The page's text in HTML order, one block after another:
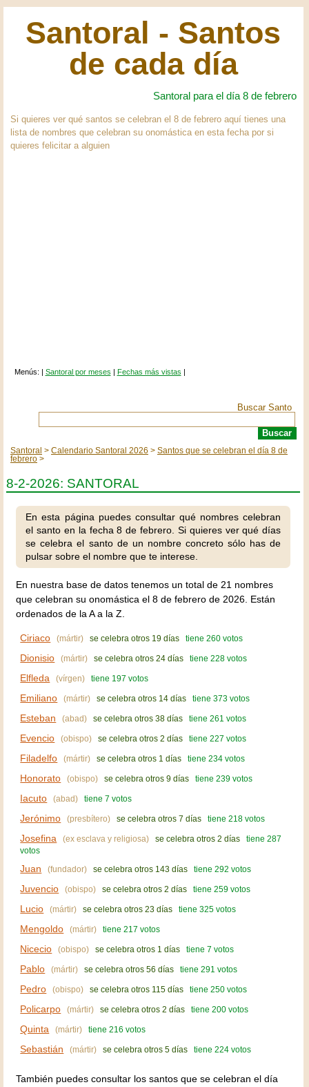
Santoral - Santos
de cada día
Santoral para el día 8 de febrero
Si quieres ver qué santos se celebran el 8 de febrero aquí tienes una
lista de nombres que celebran su onomástica en esta fecha por si
quieres felicitar a alguien
Menús: | Santoral por meses | Fechas más vistas |
Buscar Santo
Santoral Calendario Santoral 2026
Santos que se celebran el día 8 de
febrero
8-2-2026: SANTORAL
En esta página puedes consultar qué nombres celebran
el santo en la fecha 8 de febrero. Si quieres ver qué días
se celebra el santo de un nombre concreto sólo has de
pulsar sobre el nombre que te interese.
En nuestra base de datos tenemos un total de 21 nombres
que celebran su onomástica el 8 de febrero de 2026. Están
ordenados de la A a la Z.
Ciriaco (mártir) se celebra otros 19 días tiene 260 votos
Dionisio (mártir) se celebra otros 24 días tiene 228 votos
Elfleda (vírgen) tiene 197 votos
Emiliano (mártir) se celebra otros 14 días tiene 373 votos
Esteban (abad) se celebra otros 38 días tiene 261 votos
Evencio (obispo) se celebra otros 2 días tiene 227 votos
Filadelfo (mártir) se celebra otros 1 días tiene 234 votos
Honorato (obispo) se celebra otros 9 días tiene 239 votos
Iacuto (abad) tiene 7 votos
Jerónimo (presbítero) se celebra otros 7 días tiene 218 votos
Josefina (ex esclava y religiosa) se celebra otros 2 días
tiene 287
votos
Juan (fundador) se celebra otros 143 días tiene 292 votos
Juvencio (obispo) se celebra otros 2 días tiene 259 votos
Lucio (mártir) se celebra otros 23 días tiene 325 votos
Mengoldo (mártir) tiene 217 votos
Nicecio (obispo) se celebra otros 1 días tiene 7 votos
Pablo (mártir) se celebra otros 56 días tiene 291 votos
Pedro (obispo) se celebra otros 115 días tiene 250 votos
Policarpo (mártir) se celebra otros 2 días tiene 200 votos
Quinta (mártir) tiene 216 votos
Sebastián (mártir) se celebra otros 5 días tiene 224 votos
También puedes consultar los santos que se celebran el día